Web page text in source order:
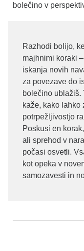
bolečino v
Razhodi bolijo,
majhnimi koraki
iskanja novih
za povezave do
bolečino ublažiš.
kaže, kako lahko
potrpežljivostjo
Poskusi en
ali sprehod v
počasi osvetli.
kot opeka v
samozavesti in